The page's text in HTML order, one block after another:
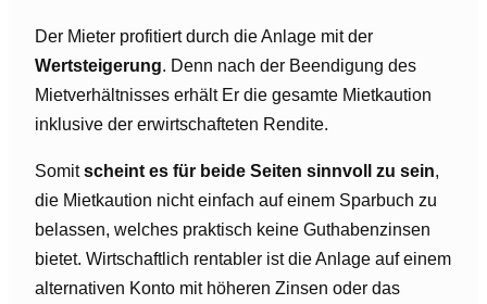
Der Mieter profitiert durch die Anlage mit der
Wertsteigerung. Denn nach der Beendigung des
Mietverhältnisses erhält Er die gesamte Mietkaution
inklusive der erwirtschafteten Rendite.
Somitscheint es für beide Seiten sinnvoll zu sein,
die Mietkaution nicht einfach auf einem Sparbuch zu
belassen, welches praktisch keine Guthabenzinsen
bietet. Wirtschaftlich rentabler ist die Anlage auf einem
alternativen Konto mit höheren Zinsen oder das